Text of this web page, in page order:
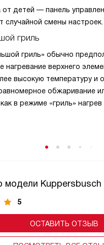
от детей — панель
случайной смены настроек.
гриль
гриль» обычно
нагревание верхнего
высокую температуру и
обжаривание
в режиме «гриль»
Kuppersbusch
5
ОСТАВИТЬ ОТЗЫВ